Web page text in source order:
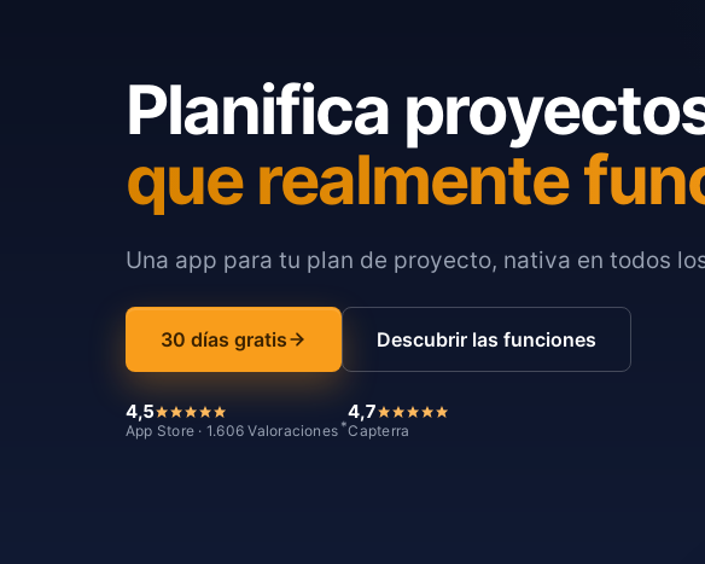
Planifica
que realmente
Una app para tu plan de proyecto, nativa en todos
30 días gratis Descubrir las funciones
4,5
App Store · 1.606 Valoraciones *
4,7
Capterra